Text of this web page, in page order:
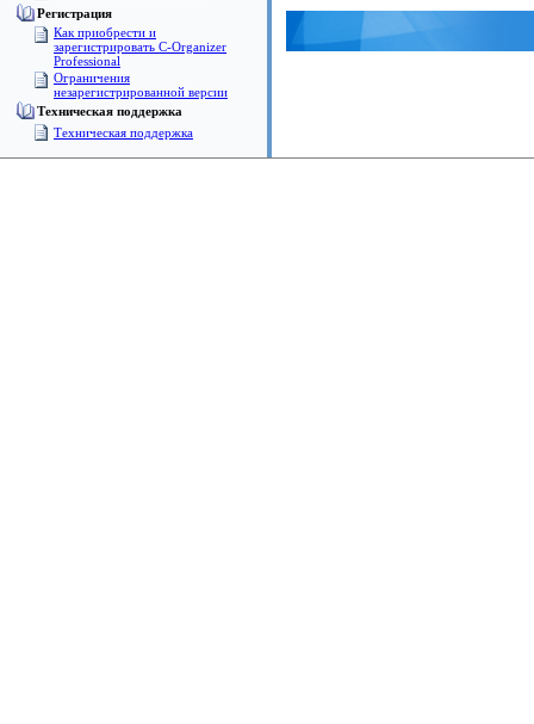
Pегистрация
Как приобрести и
зарегистрировать C-Organizer
Professional
Ограничения
незарегистрированной версии
Техническая поддержка
Техническая поддержка